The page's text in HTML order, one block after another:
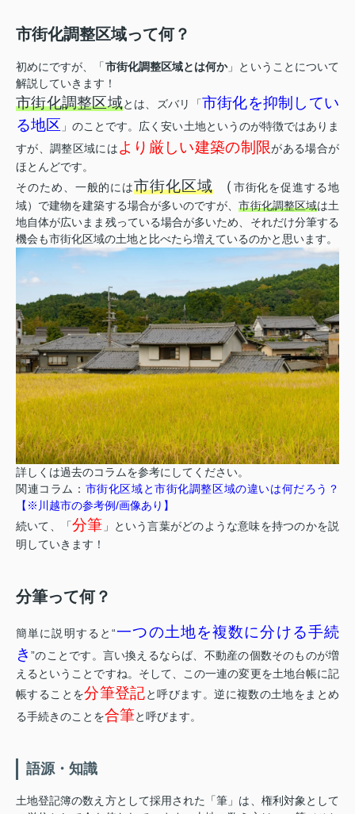
市街化調整区域って何？
初めにですが、「市街化調整区域とは何か」ということについて
解説していきます！
市街化調整区域とは、ズバリ「市街化を抑制してい
る地区 」のことです。広く安い土地というのが特徴ではありま
すが、調整区域にはより厳しい建築の制限がある場合が
ほとんどです。
そのため、一般的には市街化区域（ 市街化を促進する地
域）で建物を建築する場合が多いのですが、市街化調整区域は土
地自体が広いまま残っている場合が多いため、それだけ分筆する
機会も市街化区域の土地と比べたら増えているのかと思います。
詳しくは過去のコラムを参考にしてください。
関連コラム： 市街化区域と市街化調整区域の違いは何だろう？
【※川越市の参考例/画像あり】
続いて、「分筆 」という言葉がどのような意味を持つのかを説
明していきます！
分筆って何？
簡単に説明すると“一つの土地を複数に分ける手続
き”のことです。言い換えるならば、不動産の個数そのものが増
えるということですね。そして、この一連の変更を土地台帳に記
帳することを分筆登記と呼びます。逆に複数の土地をまとめ
る手続きのことを合筆と呼びます。
語源・知識
土地登記簿の数え方として採用された「筆」は、権利対象として